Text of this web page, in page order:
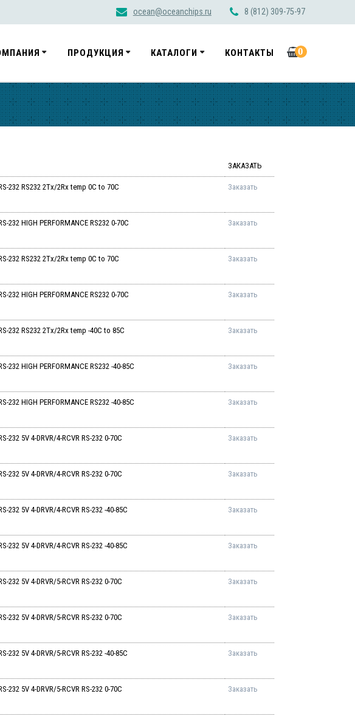
ocean@oceanchips.ru 8 (812) 309-75-97
ПРОДУКЦИЯ КАТАЛОГИ КОНТАКТЫ 0
ЗАКАЗАТЬ
232 RS232 2Tx/2Rx temp 0C to 70C Заказать
232 HIGH PERFORMANCE RS232 0-70C Заказать
232 RS232 2Tx/2Rx temp 0C to 70C Заказать
232 HIGH PERFORMANCE RS232 0-70C Заказать
232 RS232 2Tx/2Rx temp -40C to 85C Заказать
232 HIGH PERFORMANCE RS232 -40-85C Заказать
232 HIGH PERFORMANCE RS232 -40-85C Заказать
232 5V 4-DRVR/4-RCVR RS-232 0-70C Заказать
232 5V 4-DRVR/4-RCVR RS-232 0-70C Заказать
232 5V 4-DRVR/4-RCVR RS-232 -40-85C Заказать
232 5V 4-DRVR/4-RCVR RS-232 -40-85C Заказать
232 5V 4-DRVR/5-RCVR RS-232 0-70C Заказать
232 5V 4-DRVR/5-RCVR RS-232 0-70C Заказать
232 5V 4-DRVR/5-RCVR RS-232 -40-85C Заказать
232 5V 4-DRVR/5-RCVR RS-232 0-70C Заказать